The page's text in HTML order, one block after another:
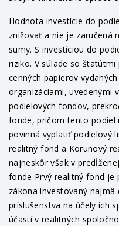
Hodnota investície do
znižovať a nie je zaručená
sumy. S investíciou do
riziko. V súlade so
cenných papierov
organizáciami, uvedenými
podielových fondov,
fonde, pričom tento podiel
povinná vyplatiť podielový
realitný fond a Korunový
najneskôr však v
fonde Prvý realitný fond
zákona investovaný
príslušenstva na účely ich
účastí v realitných